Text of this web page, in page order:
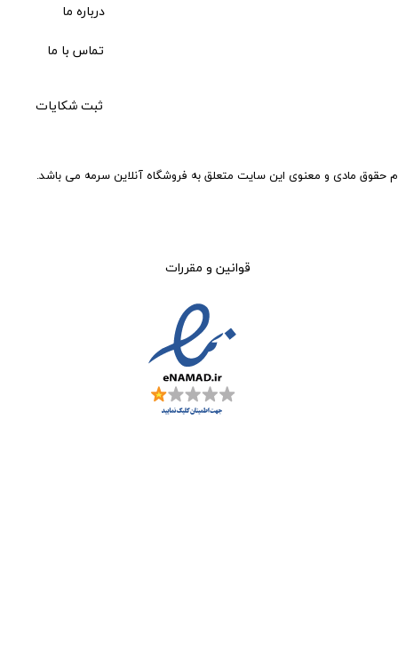
حقوق مادی و معنوی این سایت متعلق به فروشگاه آنلاین سرمه می باشد.
ثبت شکایات
قوانین و مقررات
تماس با ما
درباره ما